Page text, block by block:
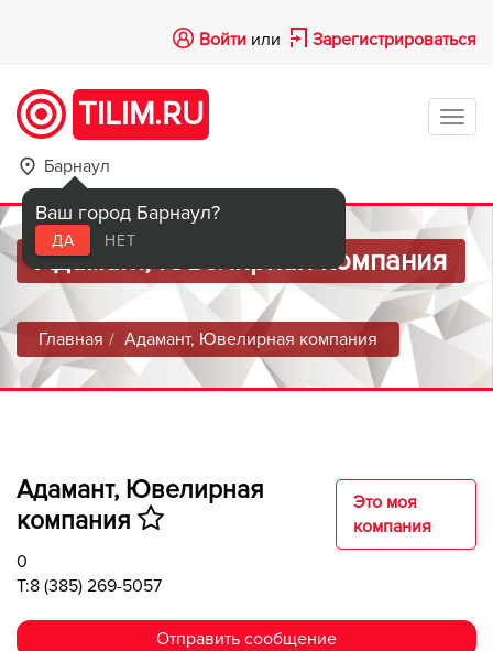
Войти или Зарегистрироваться
TILIM.RU
Барнаул
Ваш город Барнаул?
ДА НЕТ
Адамант, Ювелирная компания
Главная Адамант, Ювелирная компания
Адамант, Ювелирная
компания
Это моя
компания
0
T:8 (385) 269-5057
Отправить сообщение